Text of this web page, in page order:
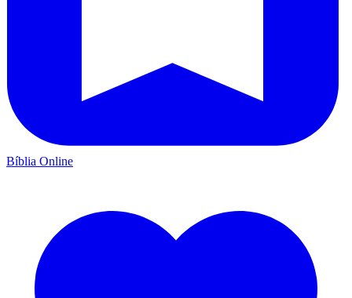
Bíblia Online